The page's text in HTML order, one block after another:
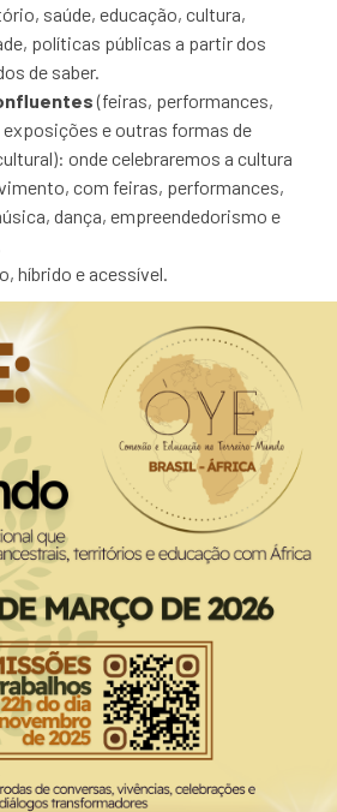
saúde, educação, cultura,
políticas públicas a partir dos
de saber.
(feiras, performances,
e outras formas de
onde celebraremos a cultura
com feiras, performances,
dança, empreendedorismo e
híbrido e acessível.